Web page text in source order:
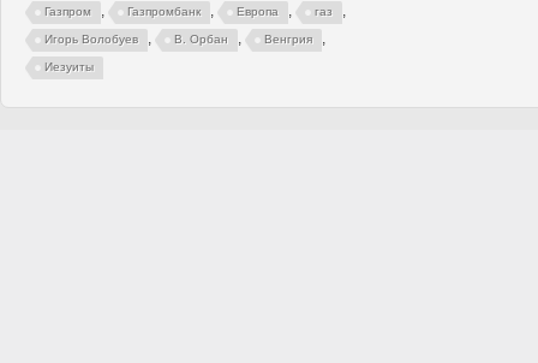
Газпром , Газпромбанк , Европа , газ ,
Игорь Волобуев , В. Орбан , Венгрия ,
Иезуиты